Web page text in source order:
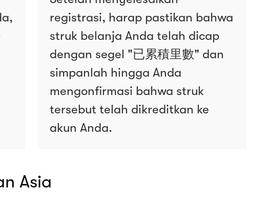
registrasi, harap pastikan bahwa
struk belanja Anda telah dicap
dengan segel "已累積里數" dan
simpanlah hingga Anda
mengonfirmasi bahwa struk
tersebut telah dikreditkan ke
akun Anda.
Asia